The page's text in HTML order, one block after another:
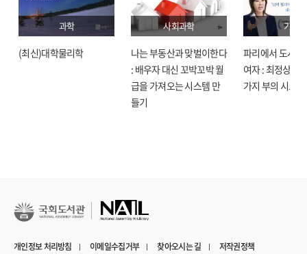
과학
(최신)대학물리학
사회과학
나는 부동산과 맞벌이한다
: 배우자 대신 꼬박꼬박 월
급을 가져오는 시스템 만
들기
기술
파리에서 도시락
여자 : 최정상으
가지 부의 시크릿
개인정보 처리방침 이메일수집거부 찾아오시는 길 저작권정책